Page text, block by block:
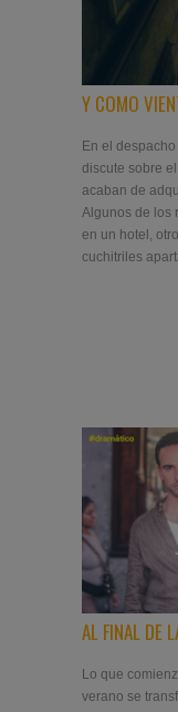
Y COMO
En el
discute sobre
acaban de
Algunos de los
en un hotel,
cuchitriles
AL FINAL DE
Lo que
verano se